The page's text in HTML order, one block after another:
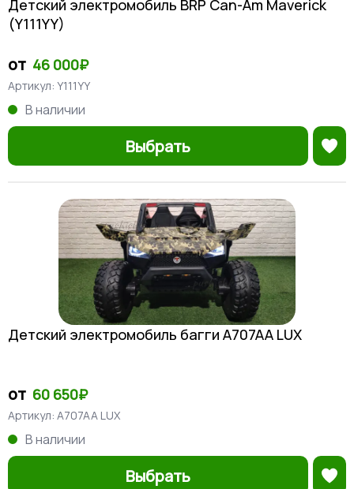
Детский электромобиль BRP Can-Am Maverick
(Y111YY)
от 46 000₽
Артикул: Y111YY
Выбрать
В наличии
Детский электромобиль багги A707AA LUX
от 60 650₽
Артикул: A707AA LUX
Выбрать
В наличии